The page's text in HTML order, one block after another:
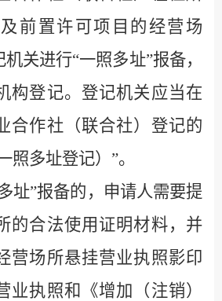
前置许可项目的经营场
机关进行“一照多址”报备，
构登记。登记机关应当在
合作社（联合社）登记的
照多址登记） ”。
址”报备的，申请人需要提
的合法使用证明材料，并
营场所悬挂营业执照影印
业执照和《增加（注销）